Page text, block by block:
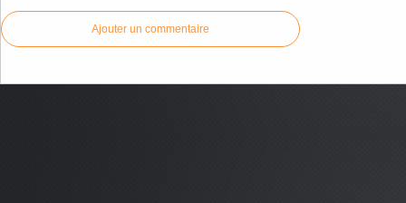
Ajouter un commentaire